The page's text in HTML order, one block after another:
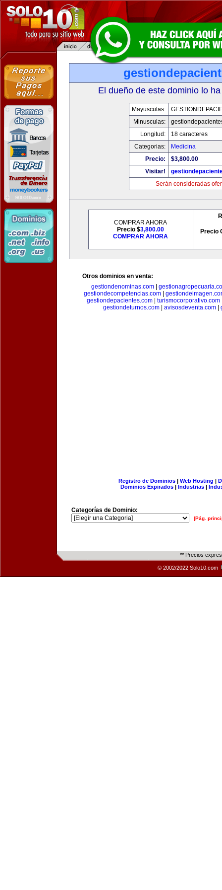
El dueño de este dominio lo
Mayusculas:
Minusculas:
Longitud:
18 caracteres
Categorias:
Medicina
Precio:
$3,800.00
Visitar!
Serán consideradas
COMPRAR AHORA
Precio $3,800.00
COMPRAR AHORA
Precio
Otros dominios en venta:
gestiondenominas.com|
gestiondecompetencias.com|
gestiondepacientes.com| turismocorporativo.com
gestiondeturnos.com| avisosdeventa.com|
Registro de Dominios| Web Hosting |
Dominios Expirados | Industrias |
Categorías de Dominio:
[Pág.
** Precios
© 2002/2022 Solo10.com